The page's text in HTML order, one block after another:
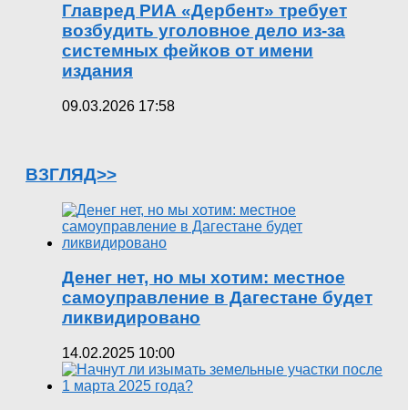
Главред РИА «Дербент» требует
возбудить уголовное дело из-за
системных фейков от имени
издания
09.03.2026 17:58
ВЗГЛЯД>>
Денег нет, но мы хотим: местное
самоуправление в Дагестане будет
ликвидировано
14.02.2025 10:00